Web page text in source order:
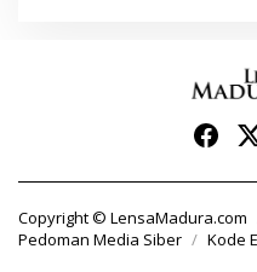
Copyright © LensaMadura.com
Pedoman Media Siber
Kode